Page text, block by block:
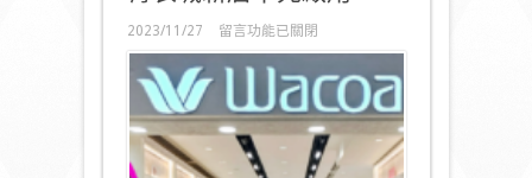
2023/11/27
在
〈全
港
創
Wacoal
留言功能已關閉